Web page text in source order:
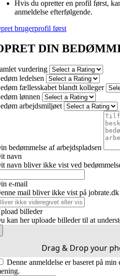
Hvis du opretter en profil først,
anmeldelse efterfølgende.
brugerprofil først
DIN
vurdering
ledelsen
fællesskabet blandt kolleger
lønnen
arbejdsmiljøet
bedømmelse af arbejdspladsen
navn
navn bliver ikke vist ved
e-mail
mail bliver ikke vist på
billeder
kan her uploade billeder til at
Drag & Drop your
Denne anmeldelse er baseret på